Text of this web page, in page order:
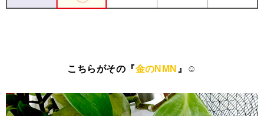
こちらがその『金のNMN 』 ☺